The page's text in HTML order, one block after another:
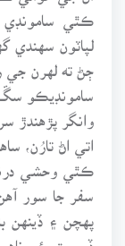
ڪٿي
لپاٽون سهندي
ڄڻ ته لهرن
سامونڊيڪو
وانگر پڙهندڙ
اتي اڻ تارُن،
ڪٿي وحشي
سفر جا سور
پهچن ۽ ڏينهن
ڏس پتو ئي